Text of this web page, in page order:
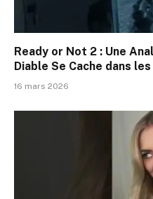
Ready or Not 2 : Une
Diable Se Cache dans
16 mars 2026